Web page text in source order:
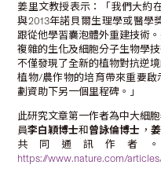
姜里文教授表示：「我們大約
與2013年諾貝爾生理學或醫學
跟從他學習囊泡體外重建技術
複雜的生化及細胞分子生物學
不僅發現了全新的植物對抗逆
植物/農作物的培育帶來重要
劃資助下另一個里程碑。」
此研究文章第一作者為中大細
員李白穎博士和 曾詠倫博士 ，
共同通訊作者
https://www.nature.com/